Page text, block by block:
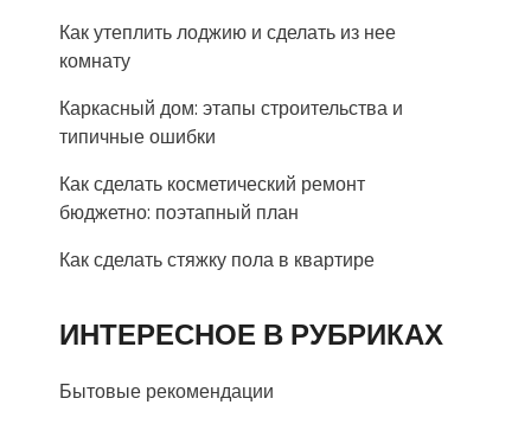
Как утеплить лоджию и сделать из нее
комнату
Каркасный дом: этапы строительства и
типичные ошибки
Как сделать косметический ремонт
бюджетно: поэтапный план
Как сделать стяжку пола в квартире
ИНТЕРЕСНОЕ В РУБРИКАХ
Бытовые рекомендации